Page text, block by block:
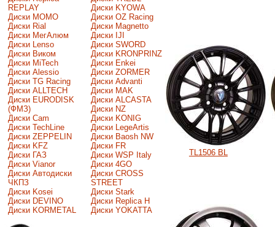
REPLAY
Диски MOMO
Диски Rial
Диски МегАлюм
Диски Lenso
Диски Виком
Диски MiTech
Диски Alessio
Диски TG Racing
Диски ALLTECH
Диски EURODISK
(ФМЗ)
Диски Cam
Диски TechLine
Диски ZEPPELIN
Диски KFZ
Диски ГАЗ
Диски Vianor
Диски Автодиски
ЧКПЗ
Диски Kosei
Диски DEVINO
Диски KORMETAL
Диски KYOWA
Диски OZ Racing
Диски Magnetto
Диски IJI
Диски SWORD
Диски KRONPRINZ
Диски Enkei
Диски ZORMER
Диски Advanti
Диски MAK
Диски ALCASTA
Диски NZ
Диски KONIG
Диски LegeArtis
Диски Baosh NW
Диски FR
Диски WSP Italy
Диски 4GO
Диски CROSS
STREET
Диски Stark
Диски Replica H
Диски YOKATTA
TL1506 BL